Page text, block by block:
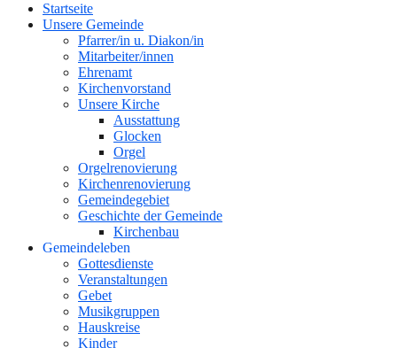
oben
Startseite
Unsere Gemeinde
Pfarrer/in u. Diakon/in
Mitarbeiter/innen
Ehrenamt
Kirchenvorstand
Unsere Kirche
Ausstattung
Glocken
Orgel
Orgelrenovierung
Kirchenrenovierung
Gemeindegebiet
Geschichte der Gemeinde
Kirchenbau
Gemeindeleben
Gottesdienste
Veranstaltungen
Gebet
Musikgruppen
Hauskreise
Kinder